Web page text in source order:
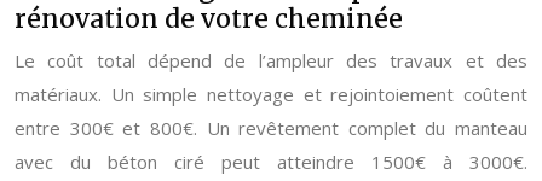
rénovation de votre cheminée
Le coût total dépend de l’ampleur des travaux et des
matériaux. Un simple nettoyage et rejointoiement coûtent
entre 300€ et 800€. Un revêtement complet du manteau
avec du béton ciré peut atteindre 1500€ à 3000€.